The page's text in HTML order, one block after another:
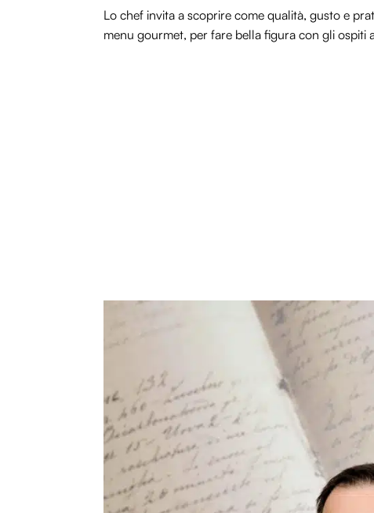
Lo chef invita a scoprire come qualità, gusto e
menu gourmet, per fare bella figura con gli ospiti